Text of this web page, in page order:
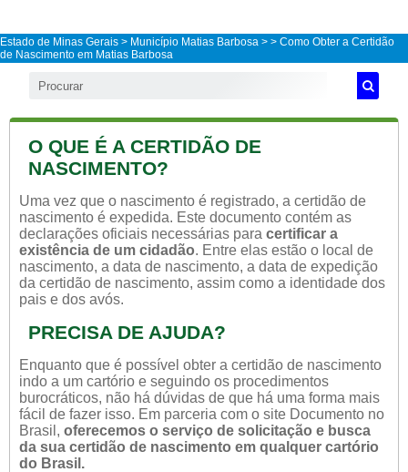
Estado de Minas Gerais > Município Matias Barbosa > > Como Obter a Certidão
de Nascimento em Matias Barbosa
O QUE É A CERTIDÃO DE
NASCIMENTO?
Uma vez que o nascimento é registrado, a certidão de
nascimento é expedida. Este documento contém as
declarações oficiais necessárias para certificar a
existência de um cidadão. Entre elas estão o local de
nascimento, a data de nascimento, a data de expedição
da certidão de nascimento, assim como a identidade dos
pais e dos avós.
PRECISA DE AJUDA?
Enquanto que é possível obter a certidão de nascimento
indo a um cartório e seguindo os procedimentos
burocráticos, não há dúvidas de que há uma forma mais
fácil de fazer isso. Em parceria com o site Documento no
Brasil, oferecemos o serviço de solicitação e busca
da sua certidão de nascimento em qualquer cartório
do Brasil.